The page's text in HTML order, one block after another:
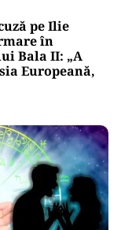
pe Ilie
în
Bala II: „A
Europeană,